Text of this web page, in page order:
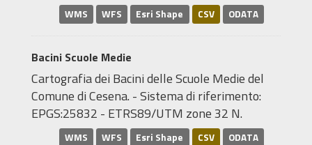
WMS WFS Esri Shape CSV ODATA
Bacini Scuole Medie
Cartografia dei Bacini delle Scuole Medie del
Comune di Cesena. - Sistema di riferimento:
EPGS:25832 - ETRS89/UTM zone 32 N.
WMS WFS Esri Shape CSV ODATA